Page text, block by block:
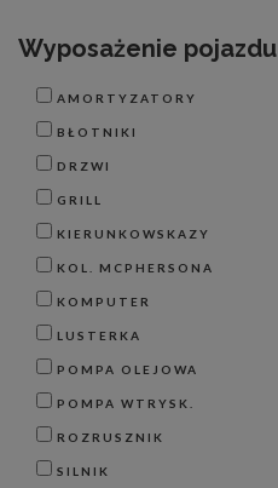
Wyposażenie pojazdu
AMORTYZATORY
BŁOTNIKI
DRZWI
GRILL
KIERUNKOWSKAZY
KOL. MCPHERSONA
KOMPUTER
LUSTERKA
POMPA OLEJOWA
POMPA WTRYSK.
ROZRUSZNIK
SILNIK